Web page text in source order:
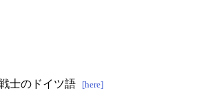
士のドイツ語 [here]